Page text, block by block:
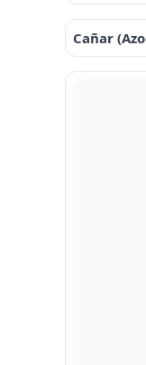
Cañar